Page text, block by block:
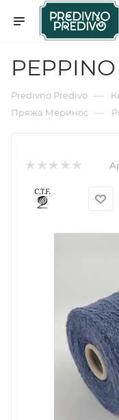
Predivno Predivo —
Пряжа Меринос —